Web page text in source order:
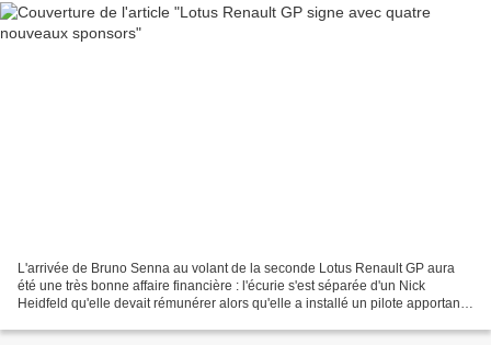
L'arrivée de Bruno Senna au volant de la seconde Lotus Renault GP aura
été une très bonne affaire financière : l'écurie s'est séparée d'un Nick
Heidfeld qu'elle devait rémunérer alors qu'elle a installé un pilote apportant